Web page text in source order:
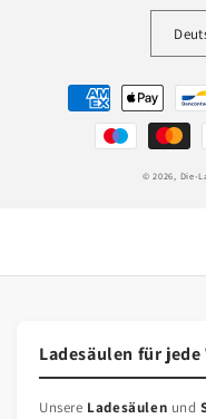
Zahlungsmethoden
© 2026, Die-
Ladesäulen für
Unsere Ladesäulen und